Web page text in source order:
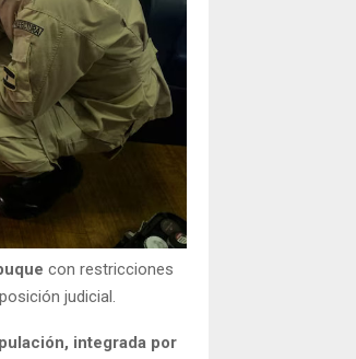
con restricciones
judicial.
integrada por